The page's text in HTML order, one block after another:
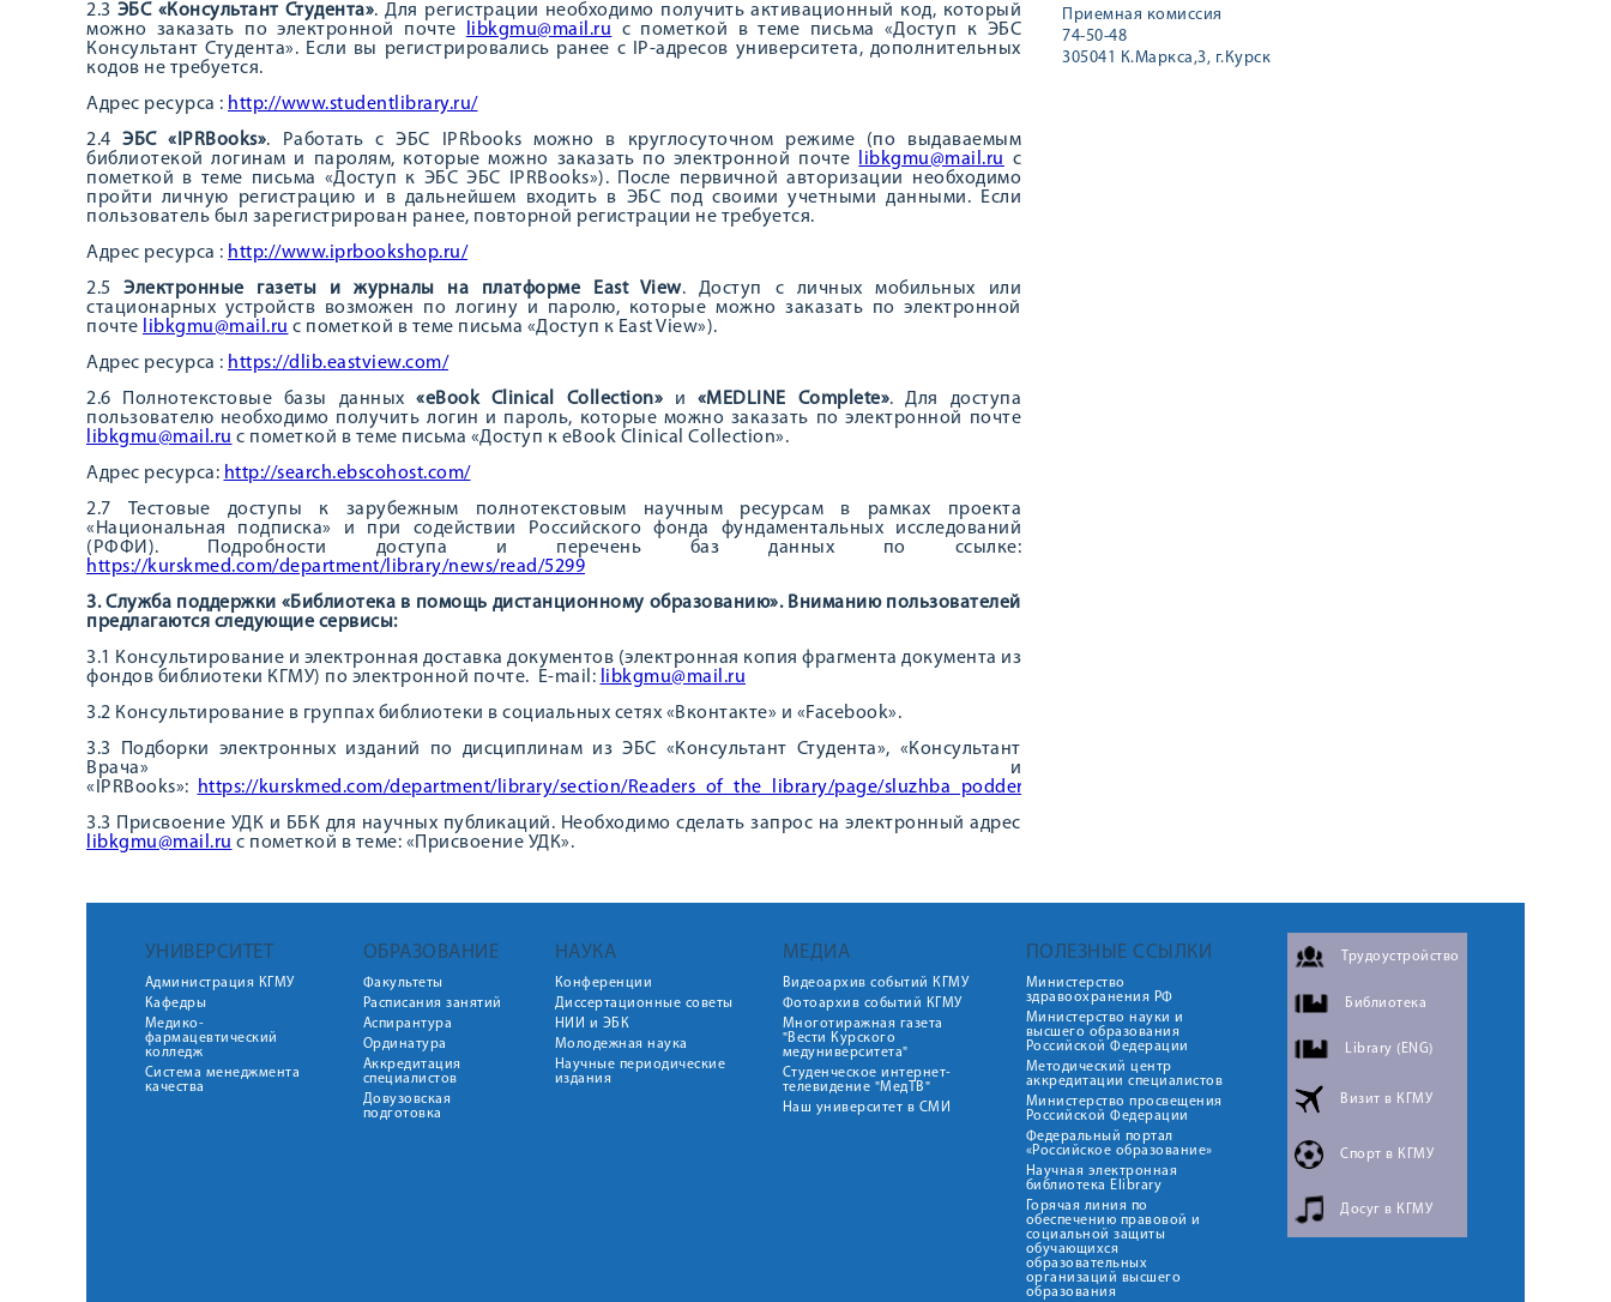
2.3 ЭБС «Консультант Студента». Для регистрации необходимо получить активационный код, который
можно заказать по электронной почте
libkgmu@mail.ru с пометкой в теме письма «Доступ к ЭБС
Консультант Студента». Если вы регистрировались ранее с IP-адресов университета, дополнительных
кодов не требуется.
Адрес ресурса : http://www.studentlibrary.ru/
2.4ЭБС « IPRBooks». Работать с ЭБС IPRbooks можно в круглосуточном режиме (по выдаваемым
библиотекой логинам и паролям, которые можно заказать по электронной почте
libkgmu@mail.ru с
пометкой в теме письма «Доступ к ЭБС ЭБС IPRBooks»). После первичной авторизации необходимо
пройти личную регистрацию и в дальнейшем входить в ЭБС под своими учетными данными. Если
пользователь был зарегистрирован ранее, повторной регистрации не требуется.
Адрес ресурса : http://www.iprbookshop.ru/
2.5Электронные газеты и журналы на платформе East View. Доступ с личных мобильных или
стационарных устройств возможен по логину и паролю, которые можно заказать по электронной
почте
libkgmu@mail.ru с пометкой в теме письма «Доступ к East View»).
Адрес ресурса : https://dlib.eastview.com/
2.6 Полнотекстовые базы данных«eBook Clinical Collection» и «MEDLINE Complete». Для доступа
пользователю необходимо получить логин и пароль, которые можно заказать по электронной почте
libkgmu@mail.ru с пометкой в теме письма «Доступ к eBook Clinical Collection».
Адрес ресурса: http://search.ebscohost.com/
2.7 Тестовые доступы к зарубежным полнотекстовым научным ресурсам в рамках проекта
«Национальная подписка» и при содействии Российского фонда фундаментальных исследований
(РФФИ). Подробности доступа и перечень баз данных по ссылке:
https://kurskmed.com/department/library/news/read/5299
3. Служба поддержки «Библиотека в помощь дистанционному образованию». Вниманию пользователей
предлагаются следующие сервисы:
3.1 Консультирование и электронная доставка документов (электронная копия фрагмента документа из
фондов библиотеки КГМУ) по электронной почте. E-mail: libkgmu@mail.ru
3.2 Консультирование в группах библиотеки в социальных сетях «Вконтакте» и «Facebook».
3.3 Подборки электронных изданий по дисциплинам из ЭБС «Консультант Студента», «Консультант
Врача» и
«IPRBooks»:
https://kurskmed.com/department/library/section/Readers_of_the_library/page/sluzhba_podderzhki
3.3 Присвоение УДК и ББК для научных публикаций. Необходимо сделать запрос на электронный адрес
libkgmu@mail.ru с пометкой в теме: «Присвоение УДК».
Приемная комиссия
74-50-48
305041 К.Маркса,3, г.Курск
УНИВЕРСИТЕТ
Администрация КГМУ
Кафедры
Медико-
фармацевтический
колледж
Система менеджмента
качества
ОБРАЗОВАНИЕ
Факультеты
Расписания занятий
Аспирантура
Ординатура
Аккредитация
специалистов
Довузовская
подготовка
НАУКА
Конференции
Диссертационные советы
НИИ и ЭБК
Молодежная наука
Научные периодические
издания
МЕДИА
Видеоархив событий КГМУ
Фотоархив событий КГМУ
Многотиражная газета
"Вести Курского
медуниверситета"
Студенческое интернет-
телевидение "МедТВ"
Наш университет в СМИ
ПОЛЕЗНЫЕ ССЫЛКИ
Министерство
здравоохранения РФ
Министерство науки и
высшего образования
Российской Федерации
Методический центр
аккредитации специалистов
Министерство просвещения
Российской Федерации
Федеральный портал
«Российское образование»
Научная электронная
библиотека Elibrary
Горячая линия по
обеспечению правовой и
социальной защиты
обучающихся
образовательных
организаций высшего
образования
Трудоустройство
Библиотека
Library (ENG)
Визит в КГМУ
Спорт в КГМУ
Досуг в КГМУ